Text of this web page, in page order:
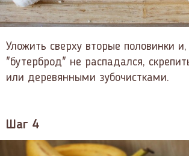
Уложить сверху вторые половинки
"бутерброд" не распадался,
или деревянными зубочистками.
Шаг 4